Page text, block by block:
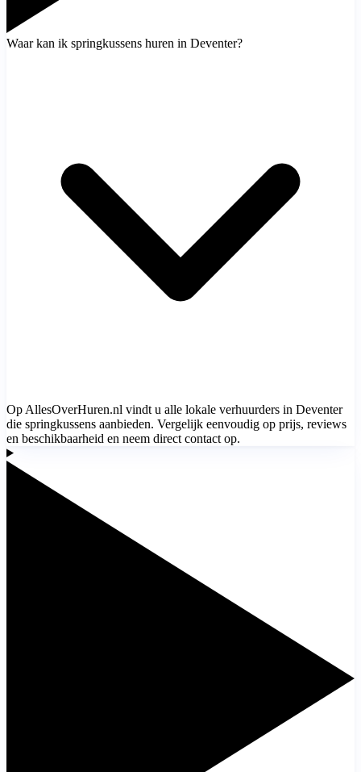
Waar kan ik springkussens huren in Deventer?
Op AllesOverHuren.nl vindt u alle lokale verhuurders in Deventer
die springkussens aanbieden. Vergelijk eenvoudig op prijs, reviews
en beschikbaarheid en neem direct contact op.